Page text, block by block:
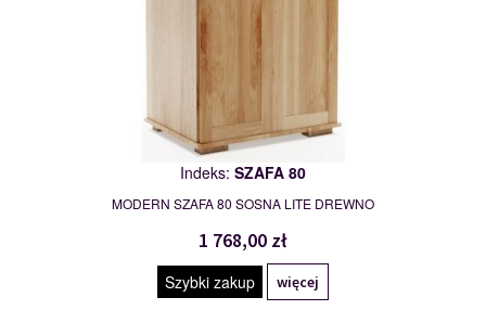
Indeks: SZAFA 80
MODERN SZAFA 80 SOSNA LITE DREWNO
1 768,00 zł
Szybki zakup więcej